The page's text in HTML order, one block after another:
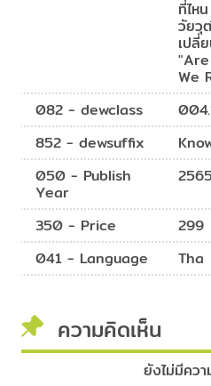
ที่ไห
วัยวุ
เปลี่
We
082 - dewclass
852 - dewsuffix
050 - Publish
Year
350 - Price
299
041 - Language
Tha
ความคิดเห็น
ยังไม่มีคว